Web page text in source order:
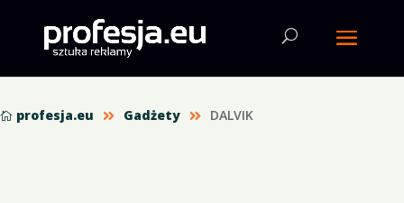
 profesja.eu  Gadżety  DALVIK